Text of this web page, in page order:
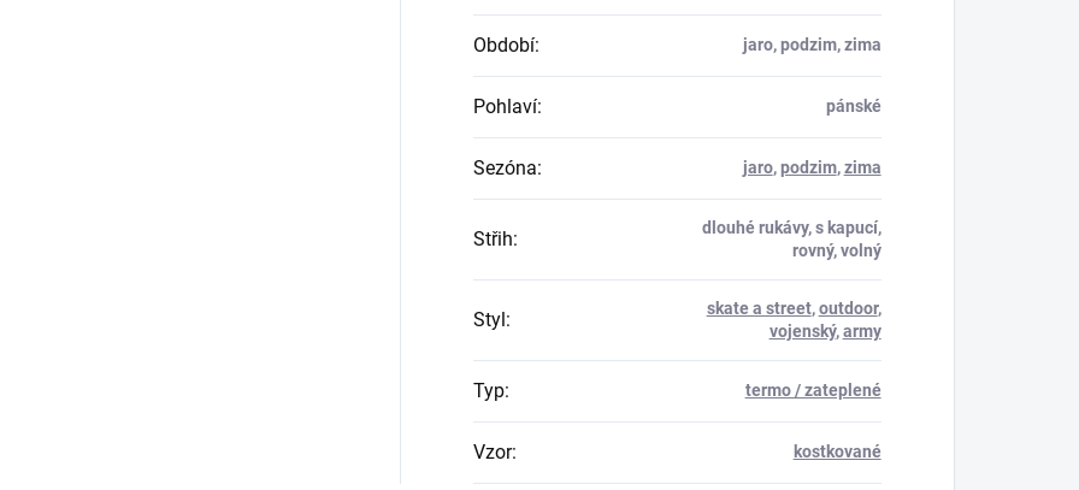
Období: jaro, podzim, zima
Pohlaví: pánské
Sezóna: jaro,podzim,zima
Střih:
dlouhé rukávy, s kapucí,
rovný, volný
Styl : skate a street,outdoor,
vojenský,army
Typ: termo / zateplené
Vzor: kostkované